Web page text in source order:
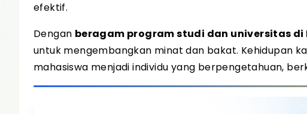
efektif.
Dengan beragam program studi dan universitas di
untuk mengembangkan minat dan bakat. Kehidupan
mahasiswa menjadi individu yang berpengetahuan,